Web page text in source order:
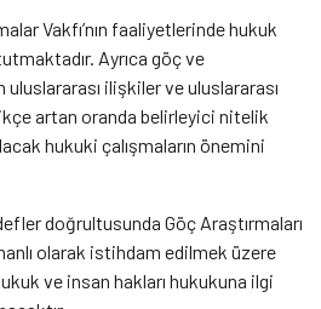
Vakfı’nın faaliyetlerinde hukuk
Ayrıca göç ve
ilişkiler ve uluslararası
artan oranda belirleyici nitelik
hukuki çalışmaların önemini
doğrultusunda Göç Araştırmaları
olarak istihdam edilmek üzere
ve insan hakları hukukuna ilgi